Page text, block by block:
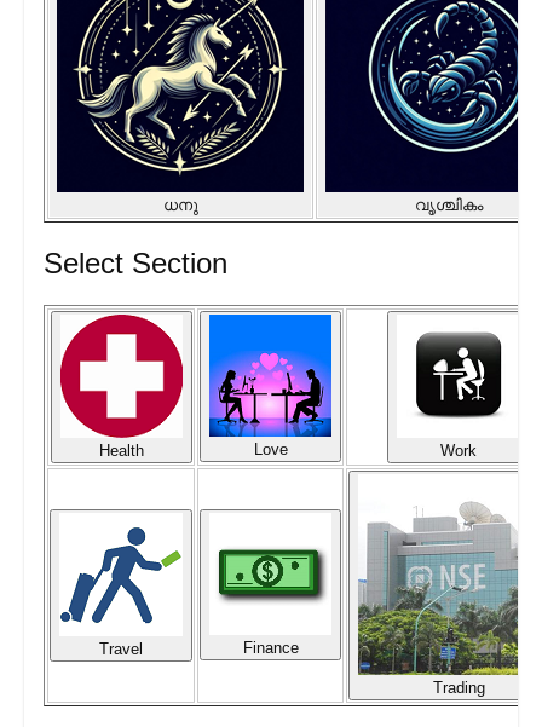
ധനു വൃശ്ചികം
Select Section
Health Love Work
Travel Finance
Trading